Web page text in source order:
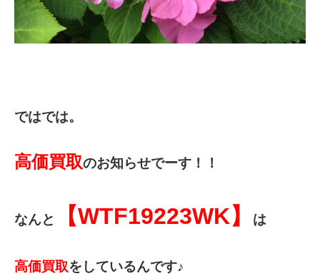
ではでは。
高価買取のお知らせでーす！！
なんと 【WTF19223WK】 は
高価買取をしているんです♪